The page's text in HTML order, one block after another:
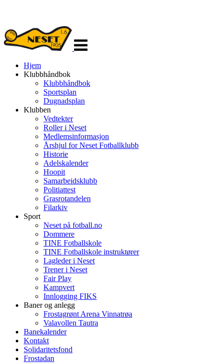
navigasjon
Hjem
Klubbhåndbok
Klubbhåndbok
Sportsplan
Dugnadsplan
Klubben
Vedtekter
Roller i Neset
Medlemsinformasjon
Årshjul for Neset Fotballklubb
Historie
Adelskalender
Hoopit
Samarbeidsklubb
Politiattest
Grasrotandelen
Filarkiv
Sport
Neset på fotball.no
Dommere
TINE Fotballskole
TINE Fotballskole instruktører
Lagleder i Neset
Trener i Neset
Fair Play
Kampvert
Innlogging FIKS
Baner og anlegg
Frostagrønt Arena Vinnatrøa
Valavollen Tautra
Banekalender
Kontakt
Solidaritetsfond
Frostadan